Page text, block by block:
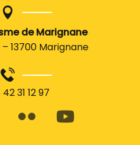
de Marignane
13700 Marignane
31 12 97